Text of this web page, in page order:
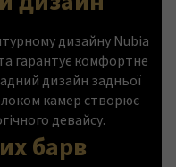
дизайну Nubia
гарантує комфортне
дизайн задньої
камер створює
девайсу.
барв